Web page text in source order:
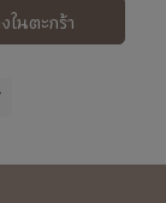
ในตะกร้า